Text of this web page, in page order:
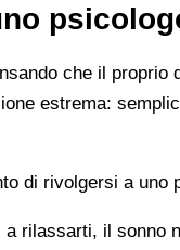
che il
estrema:
di rivolgersi a uno
rilassarti, il sonno